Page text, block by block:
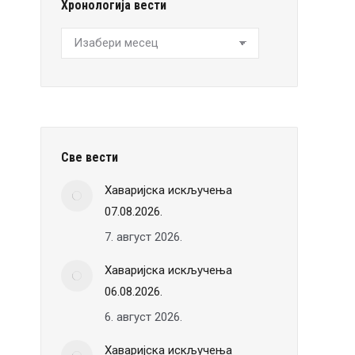
Хронологија вести
Хронологија
вести
Све вести
Хаваријска искључења
07.08.2026.
7. август 2026.
Хаваријска искључења
06.08.2026.
6. август 2026.
Хаваријска искључења